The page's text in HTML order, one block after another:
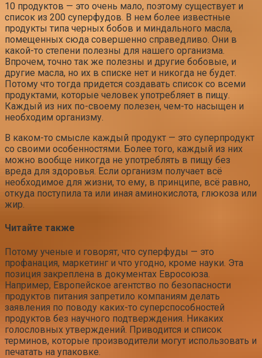
10 продуктов — это очень мало, поэтому существует и
список из 200 суперфудов. В нем более известные
продукты типа черных бобов и миндального масла,
помещенных сюда совершенно справедливо. Они в
какой-то степени полезны для нашего организма.
Впрочем, точно так же полезны и другие бобовые, и
другие масла, но их в списке нет и никогда не будет.
Потому что тогда придется создавать список со всеми
продуктами, которые человек употребляет в пищу.
Каждый из них по-своему полезен, чем-то насыщен и
необходим организму.
В каком-то смысле каждый продукт — это суперпродукт
со своими особенностями. Более того, каждый из них
можно вообще никогда не употреблять в пищу без
вреда для здоровья. Если организм получает всё
необходимое для жизни, то ему, в принципе, всё равно,
откуда поступила та или иная аминокислота, глюкоза или
жир.
Читайте также
Потому ученые и говорят, что суперфуды — это
профанация, маркетинг и что угодно, кроме науки. Эта
позиция закреплена в документах Евросоюза.
Например, Европейское агентство по безопасности
продуктов питания запретило компаниям делать
заявления по поводу каких-то суперспособностей
продуктов без научного подтверждения. Никаких
голословных утверждений. Приводится и список
терминов, которые производители могут использовать и
печатать на упаковке.